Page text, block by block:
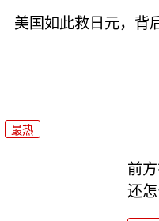
美国如此救日元，背
最热
前
还怎